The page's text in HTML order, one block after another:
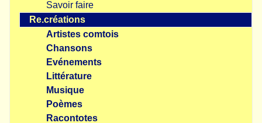
Savoir faire
Re.créations
Artistes comtois
Chansons
Evénements
Littérature
Musique
Poèmes
Racontotes